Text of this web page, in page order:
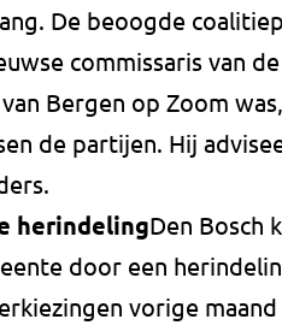
De beoogde
commissaris van
Bergen op Zoom
de partijen. Hij
herindelingDen Bosch
door een
vorige